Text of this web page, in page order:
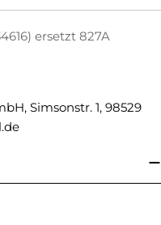
ersetzt 827A
Simsonstr. 1, 98529